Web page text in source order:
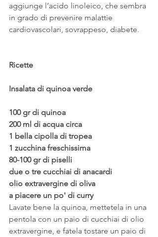
aggiunge l’acido linoleico, che sembra
in grado di prevenire malattie
cardiovascolari, sovrappeso, diabete.
Ricette
Insalata di quinoa verde
100 gr di quinoa
200 ml di acqua circa
1 bella cipolla di tropea
1 zucchina freschissima
80-100 gr di piselli
due o tre cucchiai di anacardi
olio extravergine di oliva
a piacere un po' di curry
Lavate bene la quinoa, mettetela in una
pentola con un paio di cucchiai di olio
extravergine, e fatela tostare un paio di